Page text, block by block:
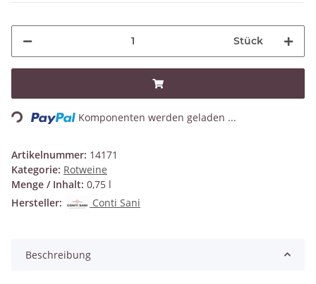
Stück
Loading... Komponenten werden geladen ...
Artikelnummer: 14171
Kategorie: Rotweine
Menge / Inhalt: 0,75 l
Hersteller:
Conti Sani
Beschreibung